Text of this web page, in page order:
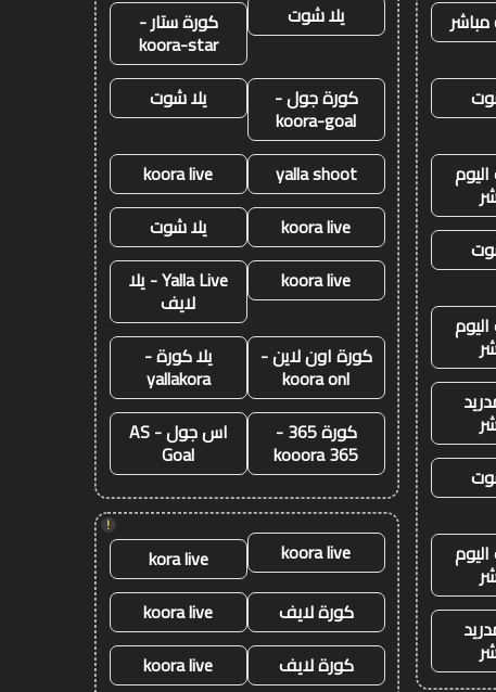
يلا شوت كورة ستار -
koora-star
كورة جول -
koora-goal
يلا شوت
yalla shoot
koora live
koora live
يلا شوت
koora live
Yalla Live - يلا
لايف
كورة اون لاين -
koora onl
يلا كورة -
yallakora
كورة 365 -
kooora 365
اس جول - AS
Goal
!
koora live
kora live
كورة لايف
koora live
كورة لايف
koora live